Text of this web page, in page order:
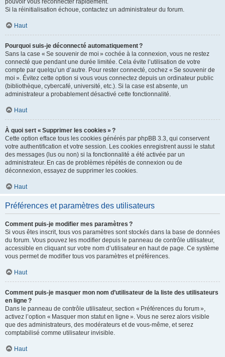
pouvoir vous reconnecter rapidement.
Si la réinitialisation échoue, contactez un administrateur du forum.
Haut
Pourquoi suis-je déconnecté automatiquement ?
Sans la case « Se souvenir de moi » cochée à la connexion, vous ne restez
connecté que pendant une durée limitée. Cela évite l’utilisation de votre
compte par quelqu’un d’autre. Pour rester connecté, cochez « Se souvenir de
moi ». Évitez cette option si vous vous connectez depuis un ordinateur public
(bibliothèque, cybercafé, université, etc.). Si la case est absente, un
administrateur a probablement désactivé cette fonctionnalité.
Haut
À quoi sert « Supprimer les cookies » ?
Cette option efface tous les cookies générés par phpBB 3.3, qui conservent
votre authentification et votre session. Les cookies enregistrent aussi le statut
des messages (lus ou non) si la fonctionnalité a été activée par un
administrateur. En cas de problèmes répétés de connexion ou de
déconnexion, essayez de supprimer les cookies.
Haut
Préférences et paramètres des utilisateurs
Comment puis-je modifier mes paramètres ?
Si vous êtes inscrit, tous vos paramètres sont stockés dans la base de données
du forum. Vous pouvez les modifier depuis le panneau de contrôle utilisateur,
accessible en cliquant sur votre nom d’utilisateur en haut de page. Ce système
vous permet de modifier tous vos paramètres et préférences.
Haut
Comment puis-je masquer mon nom d’utilisateur de la liste des utilisateurs
en ligne ?
Dans le panneau de contrôle utilisateur, section « Préférences du forum »,
activez l’option « Masquer mon statut en ligne ». Vous ne serez alors visible
que des administrateurs, des modérateurs et de vous-même, et serez
comptabilisé comme utilisateur invisible.
Haut